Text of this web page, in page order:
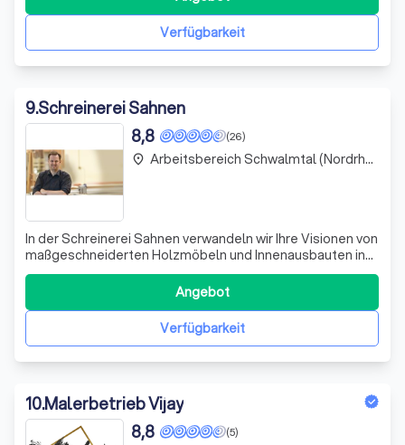
besteht aus qualifizierten Fachleuten, die sich darauf
spezialisiert haben, Projekte termi
Verfügbarkeit
9.Schreinerei Sahnen
(26)
8,8
In der Schreinerei Sahnen verwandeln wir Ihre Visionen von
maßgeschneiderten Holzmöbeln und Innenausbauten in
Realität. Mit jahrzehntelanger Erfahrung und einem tiefen
Verständnis für das Handwerk, bieten wir Ihnen nicht nur
Produkte, sondern ein echtes Lebensgefühl. Ob für
private Räume oder gewerbVerfügbarkeit
Angebot
place Arbeitsbereich Schwalmtal (Nordrhein-Westfalen)
10.Malerbetrieb Vijay
(5)
8,8